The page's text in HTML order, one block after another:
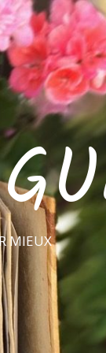
MIEUX